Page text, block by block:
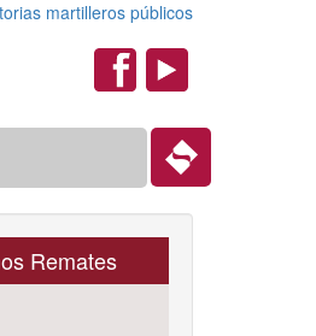
martilleros públicos
Remates